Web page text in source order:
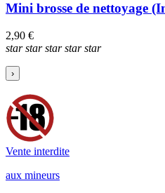
Mini brosse de nettoyage
2,90 €
starstarstarstarstar
›
Vente interdite
aux mineurs